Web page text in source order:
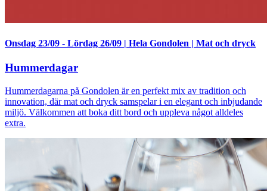
Onsdag 23/09 - Lördag 26/09 | Hela Gondolen | Mat och dryck
Hummerdagar
Hummerdagarna på Gondolen är en perfekt mix av tradition och
innovation, där mat och dryck samspelar i en elegant och inbjudande
miljö. Välkommen att boka ditt bord och uppleva något alldeles
extra.